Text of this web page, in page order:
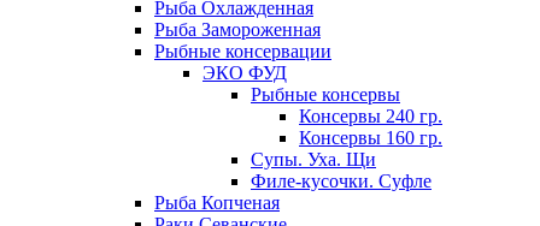
Рыба Охлажденная
Рыба Замороженная
Рыбные консервации
ЭКО ФУД
Рыбные консервы
Консервы 240 гр.
Консервы 160 гр.
Супы. Уха. Щи
Филе-кусочки. Суфле
Рыба Копченая